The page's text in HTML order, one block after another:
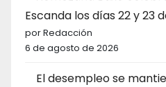
Escanda los días 22 y 23
por Redacción
6 de agosto de 2026
El desempleo se